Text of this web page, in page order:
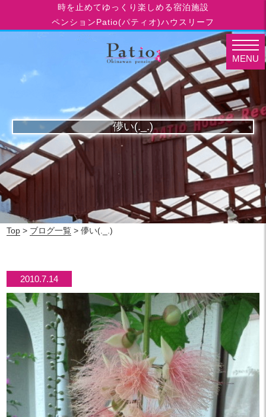
時を止めてゆっくり楽しめる宿泊施設
ペンションPatio(パティオ)ハウスリーフ
儚い(._.)
Top > ブログ一覧 > 儚い(._.)
2010.7.14
MENU